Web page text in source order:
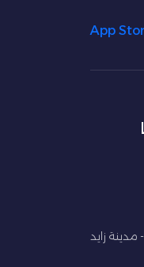
زايد